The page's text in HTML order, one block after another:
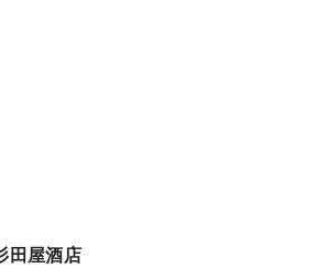
田屋酒店